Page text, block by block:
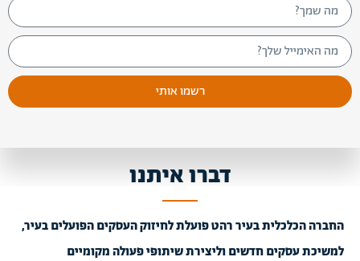
רשמו אותי
דברו איתנו
החברה הכלכלית בעיר רהט פועלת לחיזוק העסקים הפועלים בעיר,
למשיכת עסקים חדשים וליצירת שיתופי פעולה מקומיים